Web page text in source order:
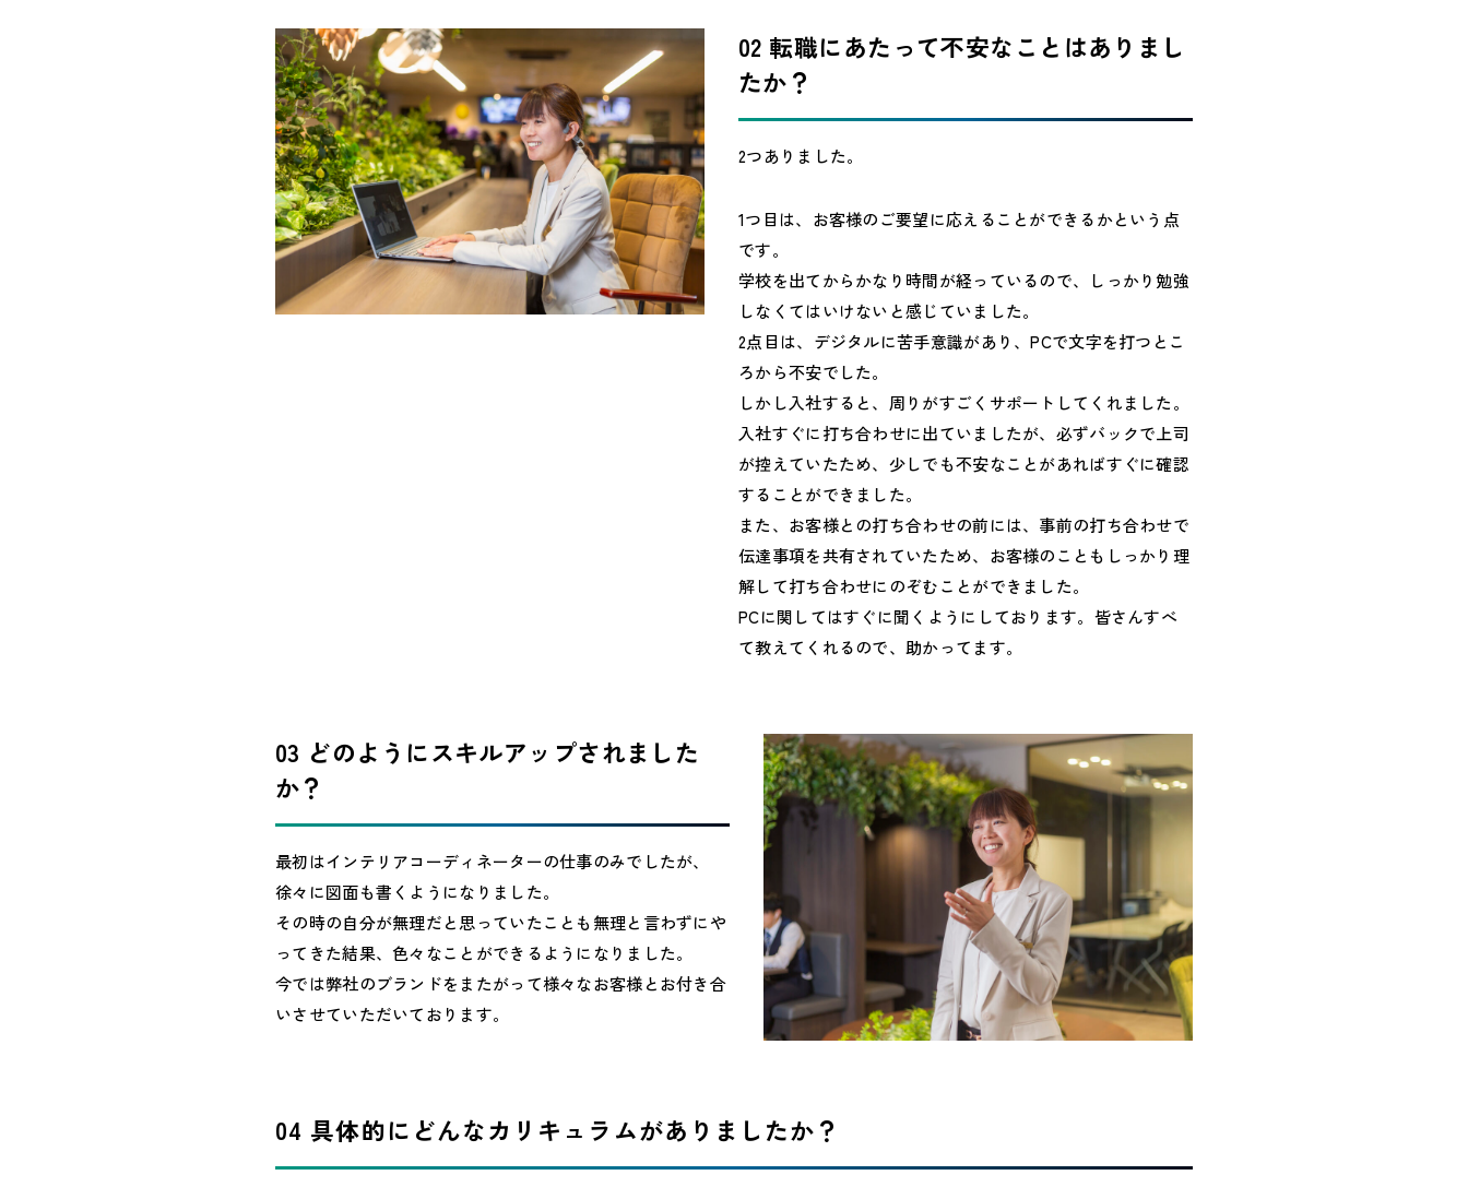
02 転職にあたって不安なことはありまし
たか？
2つありました。
1つ目は、お客様のご要望に応えることができるかという点
です。
学校を出てからかなり時間が経っているので、しっかり勉強
しなくてはいけないと感じていました。
2点目は、デジタルに苦手意識があり、PCで文字を打つとこ
ろから不安でした。
しかし入社すると、周りがすごくサポートしてくれました。
入社すぐに打ち合わせに出ていましたが、必ずバックで上司
が控えていたため、少しでも不安なことがあればすぐに確認
することができました。
また、お客様との打ち合わせの前には、事前の打ち合わせで
伝達事項を共有されていたため、お客様のこともしっかり理
解して打ち合わせにのぞむことができました。
PCに関してはすぐに聞くようにしております。皆さんすべ
て教えてくれるので、助かってます。
03 どのようにスキルアップされました
か？
最初はインテリアコーディネーターの仕事のみでしたが、
徐々に図面も書くようになりました。
その時の自分が無理だと思っていたことも無理と言わずにや
ってきた結果、色々なことができるようになりました。
今では弊社のブランドをまたがって様々なお客様とお付き合
いさせていただいております。
04 具体的にどんなカリキュラムがありましたか？